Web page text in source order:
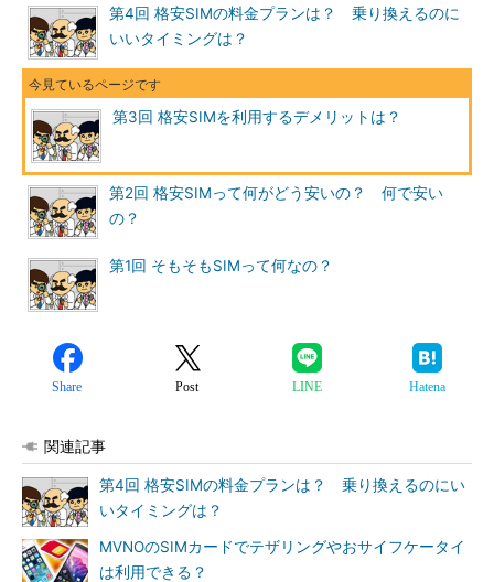
第4回 格安SIMの料金プランは？ 乗り換えるのに
いいタイミングは？
第3回 格安SIMを利用するデメリットは？
第2回 格安SIMって何がどう安いの？ 何で安い
の？
第1回 そもそもSIMって何なの？
Share Post LINE Hatena
関連記事
第4回 格安SIMの料金プランは？ 乗り換えるのにい
いタイミングは？
MVNOのSIMカードでテザリングやおサイフケータイ
は利用できる？